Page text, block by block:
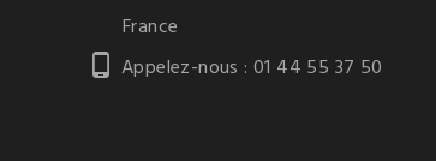
France
 Appelez-nous :01 44 55 37 50